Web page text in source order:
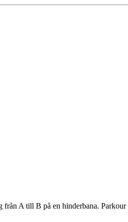
A till B på en hinderbana.